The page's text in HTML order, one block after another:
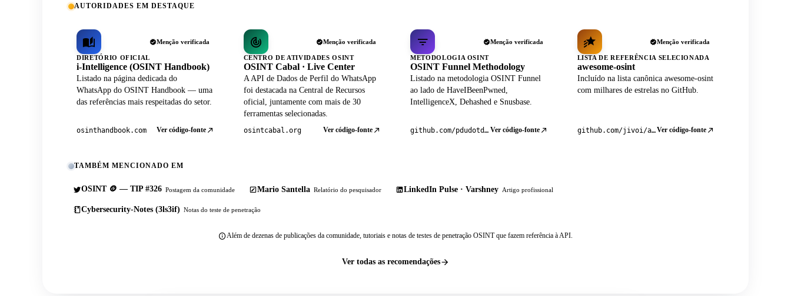
AUTORIDADES EM DESTAQUE
Menção verificada
DIRETÓRIO OFICIAL
i-Intelligence (OSINT Handbook)
Listado na página dedicada do
WhatsApp do OSINT Handbook — uma
das referências mais respeitadas do setor.
osinthandbook.com Ver código-fonte
Menção verificada
CENTRO DE ATIVIDADES OSINT
OSINT Cabal · Live Center
A API de Dados de Perfil do WhatsApp
foi destacada na Central de Recursos
oficial, juntamente com mais de 30
ferramentas selecionadas.
osintcabal.org Ver código-fonte
Menção verificada
METODOLOGIA OSINT
OSINT Funnel Methodology
Listado na metodologia OSINT Funnel
ao lado de HaveIBeenPwned,
IntelligenceX, Dehashed e Snusbase.
github.com/pdudotdev/ofm Ver código-fonte
Menção verificada
LISTA DE REFERÊNCIA SELECIONADA
awesome-osint
Incluído na lista canônica awesome-osint
com milhares de estrelas no GitHub.
github.com/jivoi/awesome-osintVer código-fonte
TAMBÉM MENCIONADO EM
OSINT 🪙 — TIP #326 Postagem da comunidade Mario Santella Relatório do pesquisador LinkedIn Pulse · Varshney Artigo profissional
Cybersecurity-Notes (3ls3if) Notas do teste de penetração
Além de dezenas de publicações da comunidade, tutoriais e notas de testes de penetração OSINT que fazem referência à API.
Ver todas as recomendações